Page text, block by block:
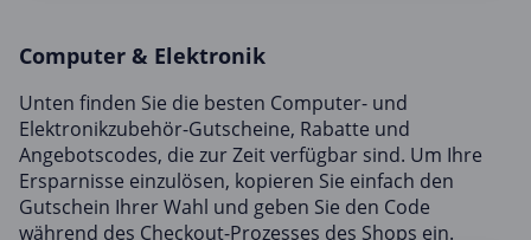
Mode & Accessoires
Shopping
Sonstiges
Sport & Freizeit
Urlaub & Reise
Computer & Elektronik
Unten finden Sie die besten Computer- und
Elektronikzubehör-Gutscheine, Rabatte und
Angebotscodes, die zur Zeit verfügbar sind. Um Ihre
Ersparnisse einzulösen, kopieren Sie einfach den
Gutschein Ihrer Wahl und geben Sie den Code
während des Checkout-Prozesses des Shops ein.